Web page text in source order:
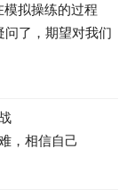
拟操练的过程
问了，期望对我们
，相信自己